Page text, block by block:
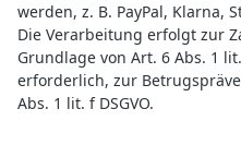
werden, z. B. PayPal, Klarna,
Die Verarbeitung erfolgt zur
Grundlage von Art. 6 Abs. 1
erforderlich, zur
Abs. 1 lit. f DSGVO.